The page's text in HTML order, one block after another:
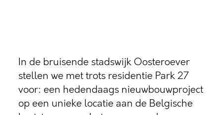
In de bruisende stadswijk Oosteroever
stellen we met trots residentie Park 27
voor: een hedendaags nieuwbouwproject
op een unieke locatie aan de Belgische